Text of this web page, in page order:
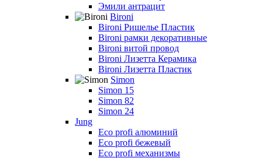
Эмили антрацит
Bironi
Bironi Ришелье Пластик
Bironi рамки декоративные
Bironi витой провод
Bironi Лизетта Керамика
Bironi Лизетта Пластик
Simon
Simon 15
Simon 82
Simon 24
Jung
Eco profi алюминий
Eco profi бежевый
Eco profi механизмы